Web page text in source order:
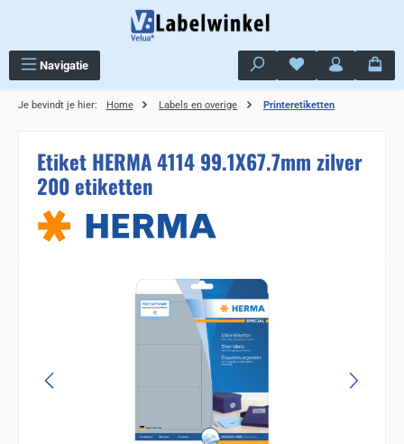
Navigatie Je hebt 0 items op
Je bevindt je hier: Home Labels en overige Printeretiketten
Etiket HERMA 4114 99.1X67.7mm zilver
200 etiketten
Sla de afbeeldingengalerij over